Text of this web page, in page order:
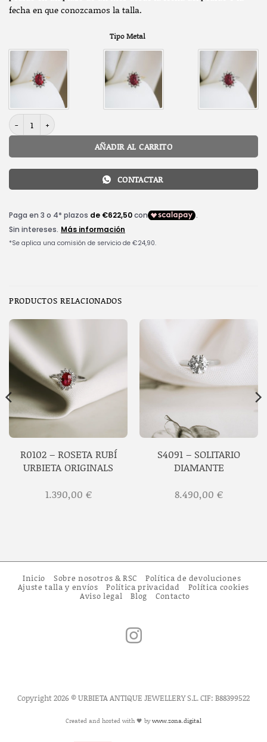
fecha en que conozcamos la talla.
Tipo Metal
R0202 - ROSETA RUBÍ URBIETA ORIGINALS cantidad
AÑADIR AL CARRITO
CONTACTAR
PRODUCTOS RELACIONADOS
R0102 – ROSETA RUBÍ
URBIETA ORIGINALS
1.390,00 €
S4091 – SOLITARIO
DIAMANTE
8.490,00 €
Inicio Sobre nosotros & RSC
Política de devoluciones
Ajuste talla y envíos
Política privacidad
Política cookies
Aviso legal
Blog Contacto
Copyright 2026 © URBIETA ANTIQUE JEWELLERY S.L. CIF: B88399522
Created and hosted with 🖤 bywww.zona.digital